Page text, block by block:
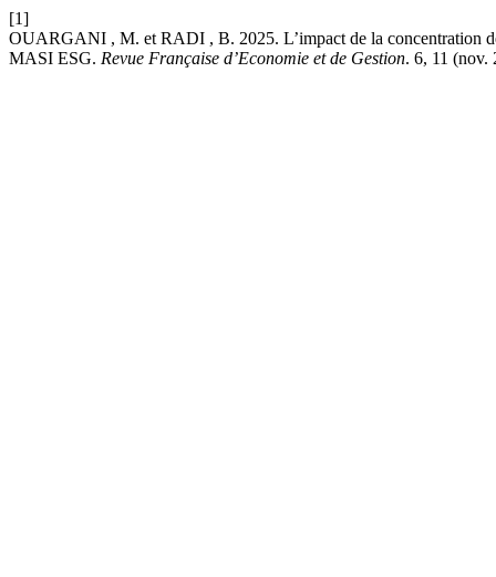
[1]
OUARGANI , M. et RADI , B. 2025. L’impact de la concentration
MASI ESG. Revue Française d’Economie et de Gestion. 6, 11 (nov.